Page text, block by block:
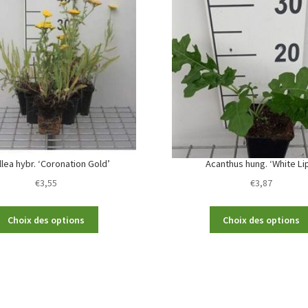
hybr. ‘Coronation Gold’
€3,55
Choix des options
Acanthus hung. ‘White
€3,87
Choix des options